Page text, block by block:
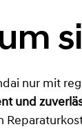
nur mit
und